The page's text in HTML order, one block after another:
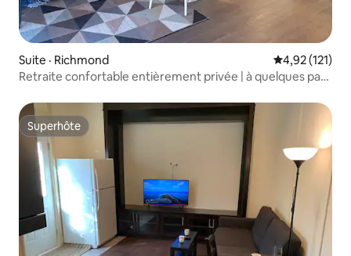
Suite · Richmond Note
4,92 (121)
Retraite confortable entièrement privée | à quelques pas
Superhôte
Superhôte